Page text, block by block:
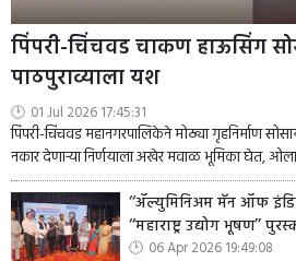
पिंपरी-चिंचवड चाकण हाऊसिंग
पाठपुराव्याला यश
01 Jul 2026 17:45:31
पिंपरी-चिंचवड महानगरपालिकेने मोठ्या गृहनिर्माण
नकार देणाऱ्या निर्णयाला अखेर मवाळ भूमिका घेत,
‘‘ॲल्युमिनिअम मॅन ऑफ
‘‘महाराष्ट्र उद्योग भूषण’’
06 Apr 2026 19:49:08